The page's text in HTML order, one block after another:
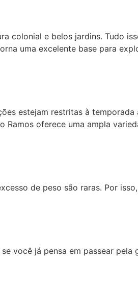
colonial e belos jardins. Tudo
uma excelente base para
estejam restritas à
Ramos oferece uma ampla
de peso são raras. Por
você já pensa em passear pela